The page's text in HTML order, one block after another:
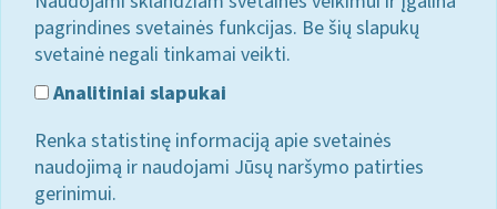
pagrindines svetainės funkcijas. Be šių slapukų
svetainė negali tinkamai veikti.
Analitiniai slapukai
Renka statistinę informaciją apie svetainės
naudojimą ir naudojami Jūsų naršymo patirties
gerinimui.